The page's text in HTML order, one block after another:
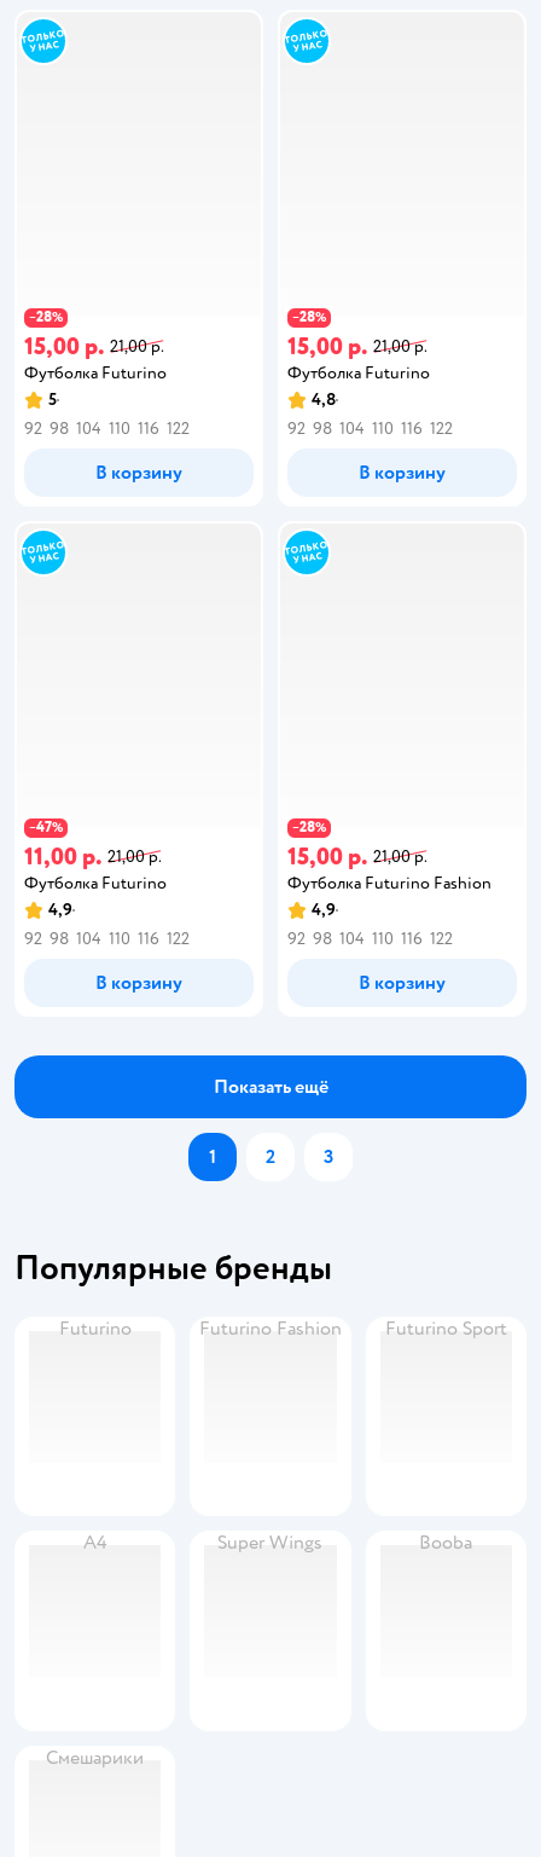
−28%
15,00 р. 21,00 р.
Футболка Futurino
5
92 98 104 110 116 122
В корзину
−28%
15,00 р. 21,00 р.
Футболка Futurino
4,8
92 98 104 110 116 122
В корзину
−47%
11,00 р. 21,00 р.
Футболка Futurino
4,9
92 98 104 110 116 122
В корзину
−28%
15,00 р. 21,00 р.
Футболка Futurino Fashion
4,9
92 98 104 110 116 122
В корзину
Показать ещё
1 2 3
Популярные бренды
Futurino Futurino Fashion Futurino Sport
А4 Super Wings Booba
Смешарики